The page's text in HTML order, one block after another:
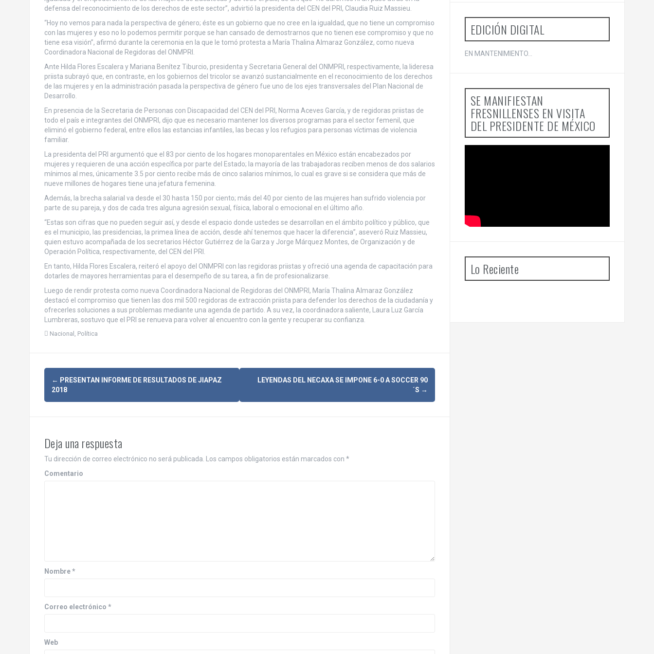
defensa del reconocimiento de los derechos de este sector”, advirtió la presidenta del CEN del PRI, Claudia Ruiz Massieu.
“Hoy no vemos para nada la perspectiva de género; éste es un gobierno que no cree en la igualdad, que no tiene un compromiso
con las mujeres y eso no lo podemos permitir porque se han cansado de demostrarnos que no tienen ese compromiso y que no
tiene esa visión”, afirmó durante la ceremonia en la que le tomó protesta a María Thalina Almaraz González, como nueva
Coordinadora Nacional de Regidoras del ONMPRI.
Ante Hilda Flores Escalera y Mariana Benítez Tiburcio, presidenta y Secretaria General del ONMPRI, respectivamente, la lideresa
priista subrayó que, en contraste, en los gobiernos del tricolor se avanzó sustancialmente en el reconocimiento de los derechos
de las mujeres y en la administración pasada la perspectiva de género fue uno de los ejes transversales del Plan Nacional de
Desarrollo.
En presencia de la Secretaria de Personas con Discapacidad del CEN del PRI, Norma Aceves García, y de regidoras priistas de
todo el país e integrantes del ONMPRI, dijo que es necesario mantener los diversos programas para el sector femenil, que
eliminó el gobierno federal, entre ellos las estancias infantiles, las becas y los refugios para personas víctimas de violencia
familiar.
La presidenta del PRI argumentó que el 83 por ciento de los hogares monoparentales en México están encabezados por
mujeres y requieren de una acción específica por parte del Estado; la mayoría de las trabajadoras reciben menos de dos salarios
mínimos al mes, únicamente 3.5 por ciento recibe más de cinco salarios mínimos, lo cual es grave si se considera que más de
nueve millones de hogares tiene una jefatura femenina.
Además, la brecha salarial va desde el 30 hasta 150 por ciento; más del 40 por ciento de las mujeres han sufrido violencia por
parte de su pareja, y dos de cada tres alguna agresión sexual, física, laboral o emocional en el último año.
“Estas son cifras que no pueden seguir así, y desde el espacio donde ustedes se desarrollan en el ámbito político y público, que
es el municipio, las presidencias, la primea línea de acción, desde ahí tenemos que hacer la diferencia”, aseveró Ruiz Massieu,
quien estuvo acompañada de los secretarios Héctor Gutiérrez de la Garza y Jorge Márquez Montes, de Organización y de
Operación Política, respectivamente, del CEN del PRI.
En tanto, Hilda Flores Escalera, reiteró el apoyo del ONMPRI con las regidoras priistas y ofreció una agenda de capacitación para
dotarles de mayores herramientas para el desempeño de su tarea, a fin de profesionalizarse.
Luego de rendir protesta como nueva Coordinadora Nacional de Regidoras del ONMPRI, María Thalina Almaraz González
destacó el compromiso que tienen las dos mil 500 regidoras de extracción priista para defender los derechos de la ciudadanía y
ofrecerles soluciones a sus problemas mediante una agenda de partido. A su vez, la coordinadora saliente, Laura Luz García
Lumbreras, sostuvo que el PRI se renueva para volver al encuentro con la gente y recuperar su confianza.
Nacional , Política
N
a
e
g
a
d
e
n
← PRESENTAN INFORME DE RESULTADOS DE JIAPAZ
2018
LEYENDAS DEL NECAXA SE IMPONE 6-0 A SOCCER 90
´S →
Deja una respuesta
Tu dirección de correo electrónico no será publicada. Los campos obligatorios están marcados con *
Comentario
Nombre*
Correo electrónico *
Web
:
EDICIÓN DIGITAL
EN MANTENIMIENTO...
SE MANIFIESTAN
FRESNILLENSES EN VISITA
DEL PRESIDENTE DE MÉXICO
Lo Reciente